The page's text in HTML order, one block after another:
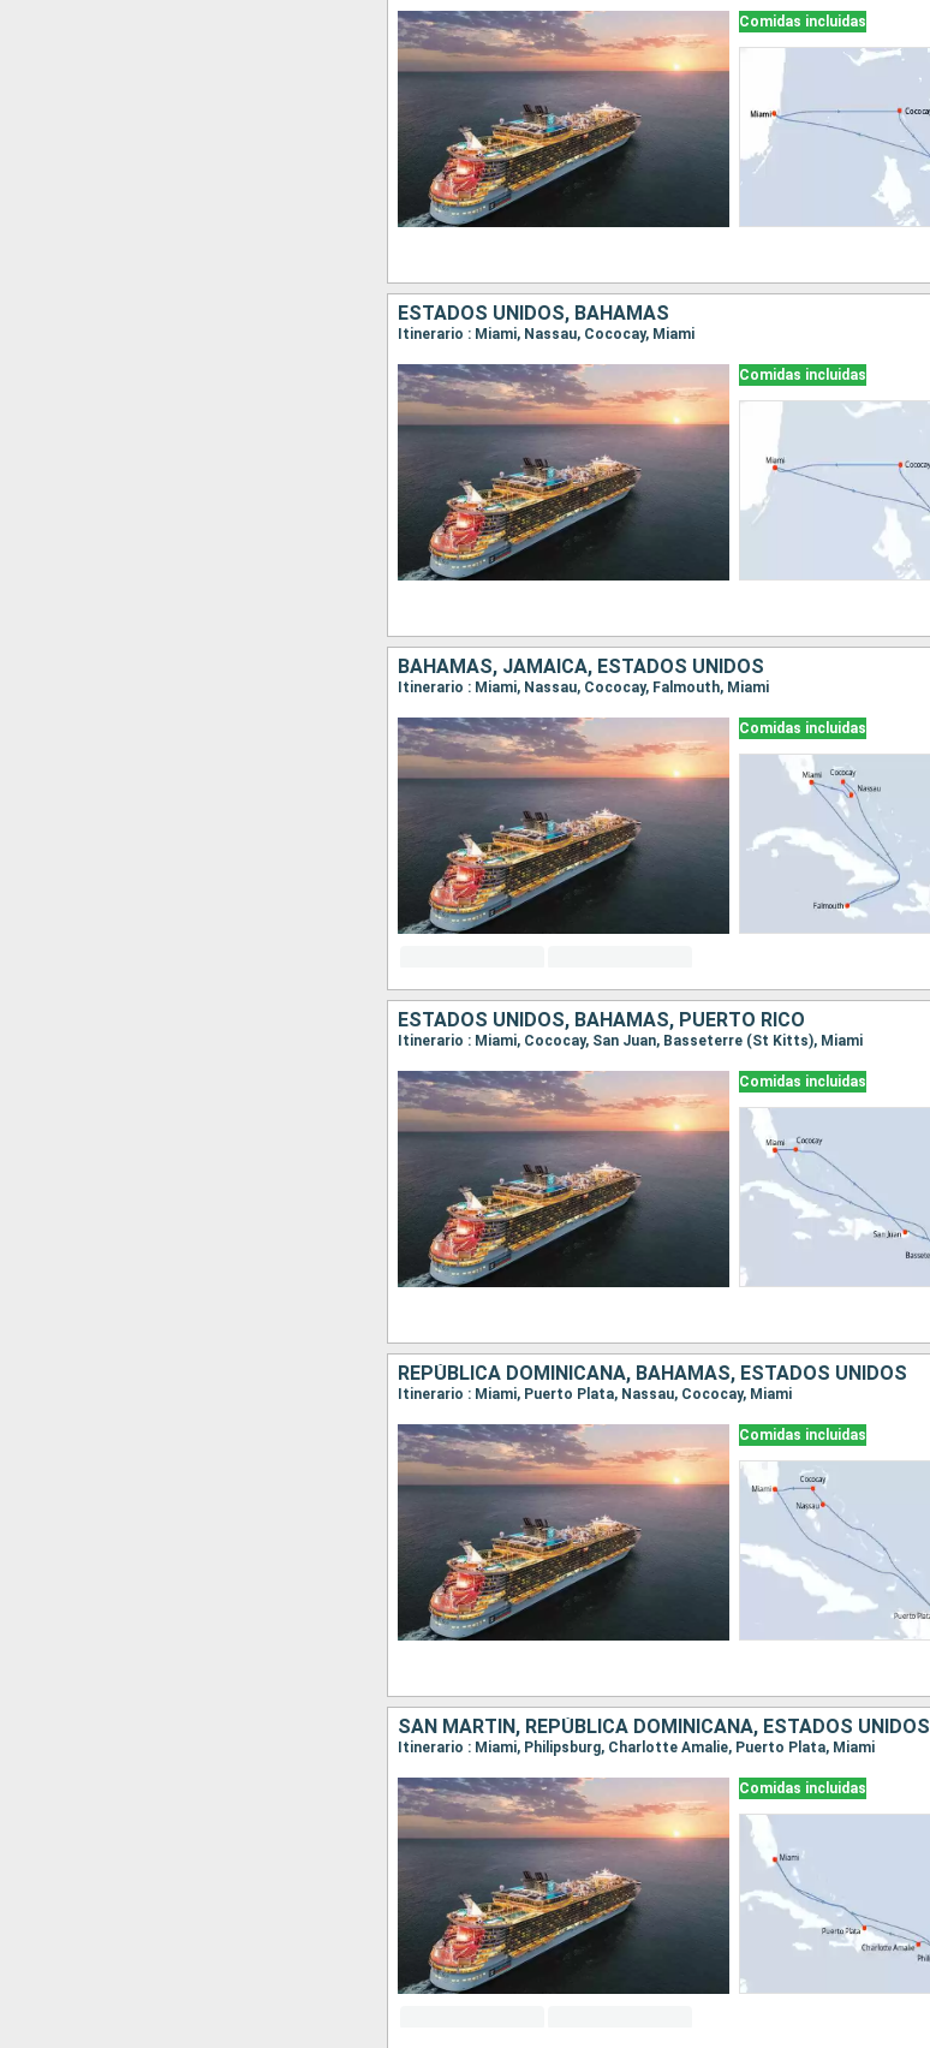
Comidas incluidas
ESTADOS UNIDOS, BAHAMAS
Itinerario : Miami, Nassau, Cococay, Miami
Comidas incluidas
BAHAMAS, JAMAICA, ESTADOS UNIDOS
Itinerario : Miami, Nassau, Cococay, Falmouth, Miami
Comidas incluidas
ESTADOS UNIDOS, BAHAMAS, PUERTO RICO
Itinerario : Miami, Cococay, San Juan, Basseterre (St Kitts), Miami
Comidas incluidas
REPÚBLICA DOMINICANA, BAHAMAS, ESTADOS UNIDOS
Itinerario : Miami, Puerto Plata, Nassau, Cococay, Miami
Comidas incluidas
SAN MARTÍN, REPÚBLICA DOMINICANA, ESTADOS UNIDOS
Itinerario : Miami, Philipsburg, Charlotte Amalie, Puerto Plata, Miami
Comidas incluidas